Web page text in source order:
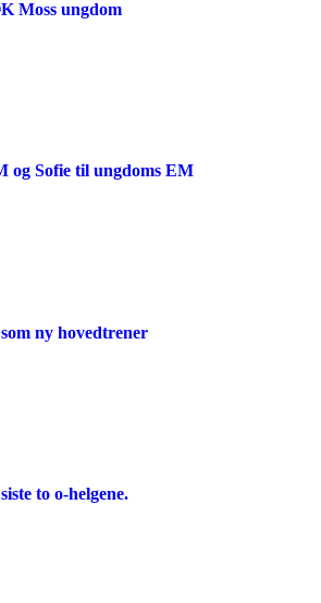
Moss ungdom
og Sofie til ungdoms EM
ny hovedtrener
to o-helgene.